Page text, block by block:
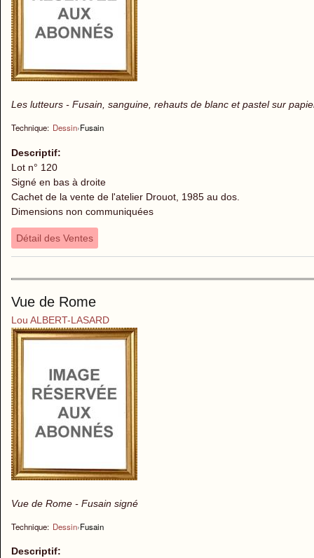
Les lutteurs - Fusain, sanguine, rehauts de blanc et pastel sur
Technique: Dessin›Fusain
Descriptif:
Lot n° 120
Signé en bas à droite
Cachet de la vente de l'atelier Drouot, 1985 au dos.
Dimensions non communiquées
Détail des Ventes
Vue de Rome
Lou ALBERT-LASARD
Vue de Rome - Fusain signé
Technique: Dessin›Fusain
Descriptif: